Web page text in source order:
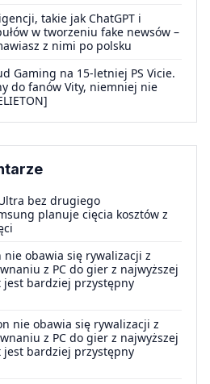
takie jak ChatGPT i
w tworzeniu fake newsów –
z nimi po polsku
Gaming na 15-letniej PS Vicie.
do fanów Vity, niemniej nie
bez drugiego
planuje cięcia kosztów z
nie obawia się rywalizacji z
z PC do gier z najwyższej
jest bardziej przystępny
nie obawia się rywalizacji z
z PC do gier z najwyższej
jest bardziej przystępny